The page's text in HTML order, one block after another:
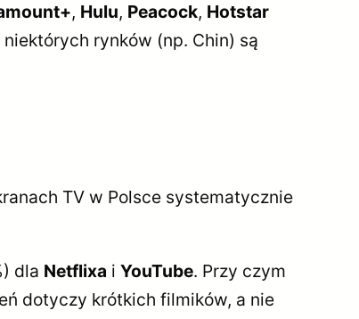
, Hulu, Peacock, Hotstar
rynków (np. Chin) są
TV w Polsce systematycznie
dla Netflixa i YouTube. Przy czym
dotyczy krótkich filmików, a nie